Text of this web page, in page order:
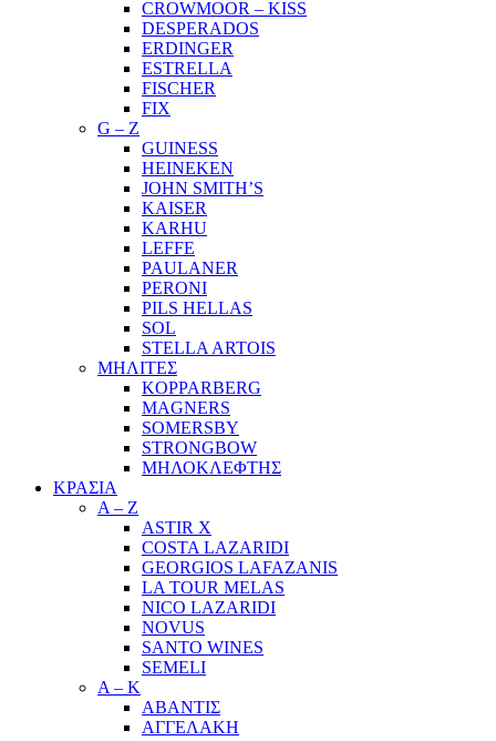
CROWMOOR – KISS
DESPERADOS
ERDINGER
ESTRELLA
FISCHER
FIX
G – Z
GUINESS
HEINEKEN
JOHN SMITH’S
KAISER
KARHU
LEFFE
PAULANER
PERONI
PILS HELLAS
SOL
STELLA ARTOIS
ΜΗΛΙΤΕΣ
KOPPARBERG
MAGNERS
SOMERSBY
STRONGBOW
ΜΗΛΟΚΛΕΦΤΗΣ
ΚΡΑΣΙΑ
A – Z
ASTIR X
COSTA LAZARIDI
GEORGIOS LAFAZANIS
LA TOUR MELAS
NICO LAZARIDI
NOVUS
SANTO WINES
SEMELI
Α – Κ
ΑΒΑΝΤΙΣ
ΑΓΓΕΛΑΚΗ